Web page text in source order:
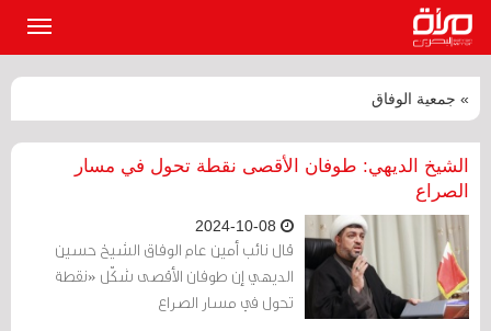
» جمعية الوفاق
الشيخ الديهي: طوفان الأقصى نقطة تحول في مسار
الصراع
قال نائب أمين عام الوفاق الشيخ حسين
الديهي إن طوفان الأقصى شكّل «نقطة
تحول في مسار الصراع